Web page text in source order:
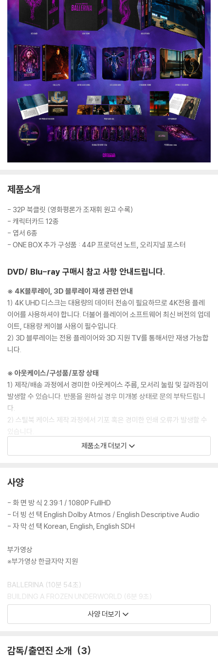
제품소개
- 32P 북클릿 (영화평론가 조재휘 원고 수록)
- 캐릭터카드 12종
- 엽서 6종
- ONE BOX 추가 구성품 : 44P 프로덕션 노트, 오리지널 포스터
DVD/ Blu-ray 구매시 참고 사항 안내드립니다.
※ 4K블루레이, 3D 블루레이 재생 관련 안내
1) 4K UHD 디스크는 대용량의 데이터 전송이 필요하므로 4K전용 플레
이어를 사용하셔야 합니다. 더불어 플레이어 소프트웨어 최신 버전의 업데
이트, 대용량 케이블 사용이 필수입니다.
2) 3D 블루레이는 전용 플레이어와 3D 지원 TV를 통해서만 재생 가능합
니다.
※ 아웃케이스/구성품/포장 상태
1) 제작/배송 과정에서 경미한 아웃케이스 주름, 모서리 눌림 및 갈라짐이
발생할 수 있습니다. 반품을 원하실 경우 미개봉 상태로 문의 부탁드립니
다.
2) 스틸북 케이스 제작 과정에서 기포 혹은 경미한 인쇄 오류가 발생할 수
있습니다.
3) 렌티큘러 스틸북의 경우, 보호필름이 붙어 판매되기도 합니다. 보호필
름 손상에 의한 교환/반품은 불가합니다.
에 의한 교환/반품은 불가합니다.
5) 아웃케이스/구성품/포장 상태 불량에 의한 교환/반품 신청시 불량 확
인을 위해 개봉 시의 동영상을 요청할 수 있으며, 동영상이 없는 경우 교
환/반품이 제한될 수 있습니다.
1) 기기 문제로 인해 발생하는 재생 불량 현상에 대해서는 반품/교환이 불
가하니 최신 소프트웨어로 업데이트된 DVD/BD 전용 기기에서 재생하실
2) 정전기와 먼지로 인해 재생이 원활하지 않은 경우가 있습니다. 디스크
를 마른 천으로 닦으시거나, DVD 클리너 등 전용 제품을 이용하면 대부분
해결됩니다.
3) 일부 PC 연결형 ODD의 경우 호환 상의 문제로 정상적인 디스크도 재
생할 수 있음을 알려드립니다.
제품소개 더보기
사양
- 화 면 방 식 2.39:1 / 1080P FullHD
- 더 빙 선 택 English Dolby Atmos / English Descriptive Audio
- 자 막 선 택 Korean, English, English SDH
부가영상
※부가영상 한글자막 지원
BALLERINA (10분 54초)
BUILDING A FROZEN UNDERWORLD (6분 9초)
THE ART OF ACTION (11분 9초)
FIGHT LIKE A GIRL (3분 49초)
DELETED & EXTENDED SCENES (29분 49초)
사양 더보기
감독/출연진 소개 3